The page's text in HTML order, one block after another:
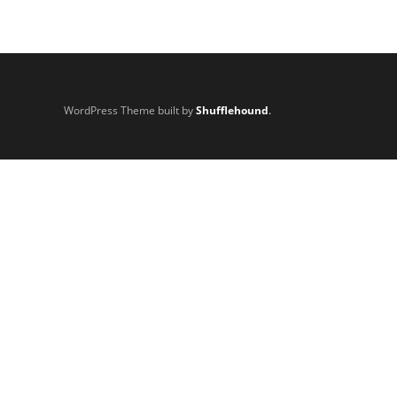
WordPress Theme built byShufflehound.